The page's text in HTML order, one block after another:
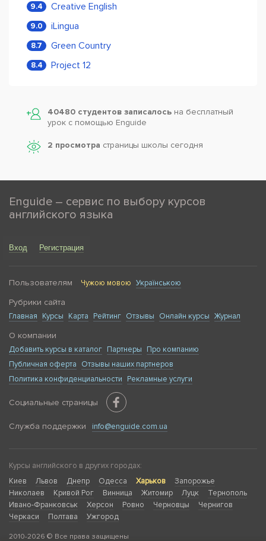
9.4 Creative English
9.0 iLingua
8.7 Green Country
8.4 Project 12
40480 студентов записалось на бесплатный
урок с помощью Enguide
2 просмотра страницы школы сегодня
Enguide – сервис по выбору курсов
английского языка
Вход Регистрация
Пользователям Чужою мовою Українською
Рубрики сайта
Главная Курсы Карта Рейтинг Отзывы Онлайн курсы Журнал
О компании
Добавить курсы в каталог Партнеры
Про компанию
Публичная оферта
Отзывы наших партнеров
Политика конфиденциальности
Рекламные услуги
Социальные страницы
Служба поддержки info@enguide.com.ua
Курсы английского в других городах:
Киев
Львов Днепр Одесса Харьков
Запорожье
Николаев
Кривой Рог Винница Житомир Луцк
Тернополь
Ивано-Франковськ
Херсон Ровно Черновцы
Чернигов
Черкаси
Полтава Ужгород
2010-2026 © Все права защищены